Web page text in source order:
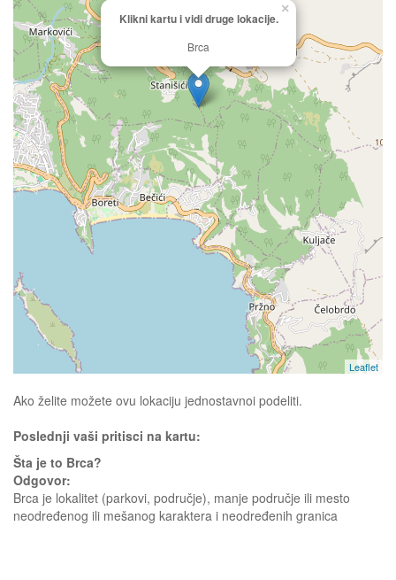
Klikni kartu i vidi druge lokacije.
Brca
×
Leaflet
Ako želite možete ovu lokaciju jednostavnoi podeliti.
Poslednji vaši pritisci na kartu:
Šta je to Brca?
Odgovor:
Brca je lokalitet (parkovi, područje), manje područje ili mesto
neodređenog ili mešanog karaktera i neodređenih granica